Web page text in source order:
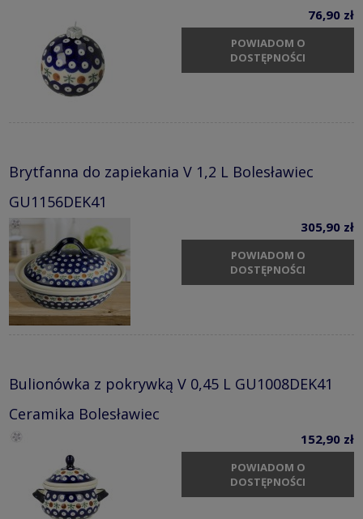
76,90 zł
POWIADOM O
DOSTĘPNOŚCI
Brytfanna do zapiekania V 1,2 L Bolesławiec
GU1156DEK41
305,90 zł
POWIADOM O
DOSTĘPNOŚCI
Bulionówka z pokrywką V 0,45 L GU1008DEK41
Ceramika Bolesławiec
152,90 zł
POWIADOM O
DOSTĘPNOŚCI